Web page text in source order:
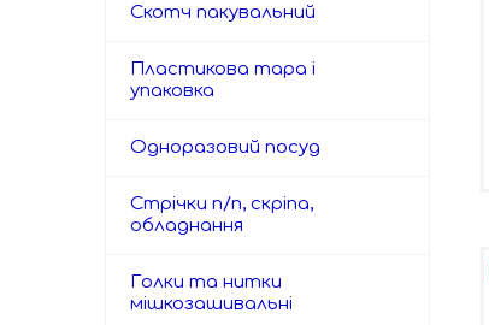
Скотч пакувальний
Пластикова тара і
упаковка
Одноразовий посуд
Стрічки п/п, скріпа,
обладнання
Голки та нитки
мішкозашивальні